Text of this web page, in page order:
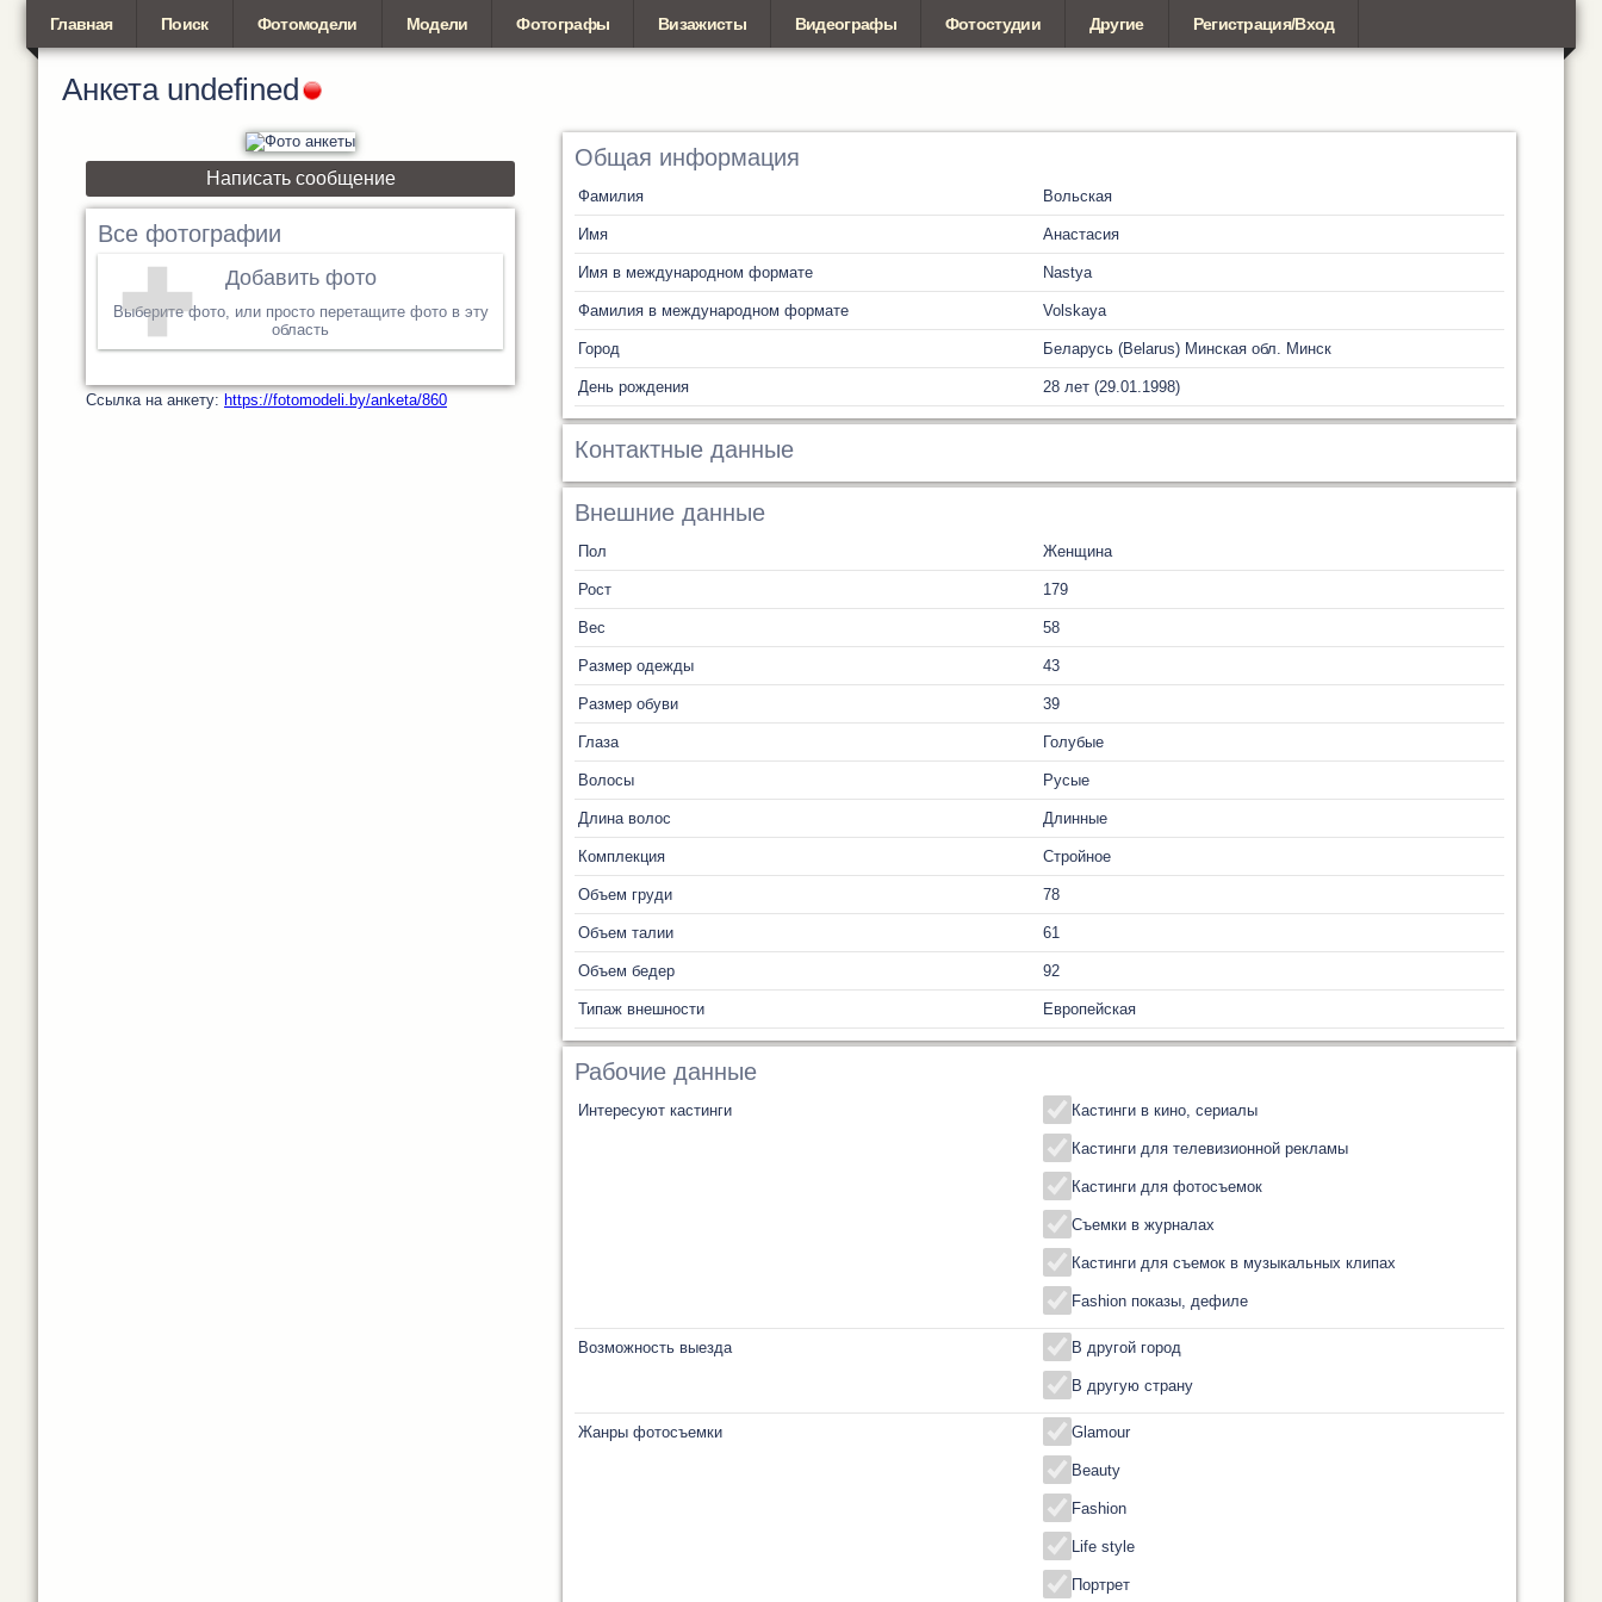
Главная Поиск Фотомодели Модели Фотографы Визажисты Видеографы Фотостудии Другие Регистрация/Вход
Анкета undefined
Написать сообщение
Все фотографии
Добавить фото
Выберите фото, или просто перетащите фото в эту
область
Cсылка на анкету: https://fotomodeli.by/anketa/860
Общая информация
Фамилия Вольская
Имя Анастасия
Имя в международном формате Nastya
Фамилия в международном формате Volskaya
Город Беларусь (Belarus) Минская обл. Минск
День рождения 28 лет (29.01.1998)
Контактные данные
Внешние данные
Пол Женщина
Рост 179
Вес 58
Размер одежды 43
Размер обуви 39
Глаза Голубые
Волосы Русые
Длина волос Длинные
Комплекция Стройное
Объем груди 78
Объем талии 61
Объем бедер 92
Типаж внешности Европейская
Рабочие данные
Интересуют кастинги Кастинги в кино, сериалы
Кастинги для телевизионной рекламы
Кастинги для фотосъемок
Съемки в журналах
Кастинги для съемок в музыкальных клипах
Fashion показы, дефиле
Возможность выезда В другой город
В другую страну
Жанры фотосъемки Glamour
Beauty
Fashion
Life style
Портрет